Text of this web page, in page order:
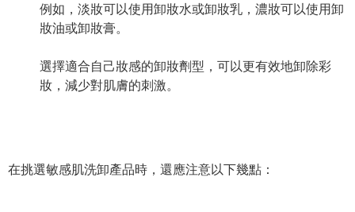
例如，淡妝可以使用卸妝水或卸妝乳，濃妝可以使用卸
妝油或卸妝膏。
選擇適合自己妝感的卸妝劑型，可以更有效地卸除彩
妝，減少對肌膚的刺激。
在挑選敏感肌洗卸產品時，還應注意以下幾點：